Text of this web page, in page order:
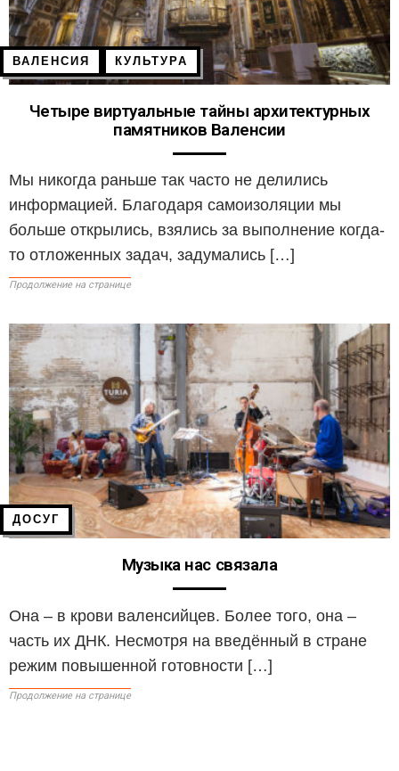
ВАЛЕНСИЯ КУЛЬТУРА
Четыре виртуальные тайны архитектурных
памятников Валенсии
Мы никогда раньше так часто не делились
информацией. Благодаря самоизоляции мы
больше открылись, взялись за выполнение когда-
то отложенных задач, задумались […]
Продолжение на странице
ДОСУГ
Музыка нас связала
Она – в крови валенсийцев. Более того, она –
часть их ДНК. Несмотря на введённый в стране
режим повышенной готовности […]
Продолжение на странице